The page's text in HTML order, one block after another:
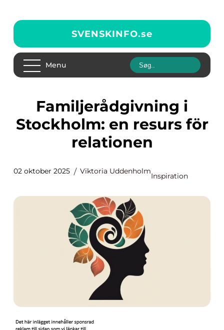
SVENSKINFO.se
Menu
Familjerådgivning i
Stockholm: en resurs för
relationen
02 oktober 2025 Viktoria Uddenholm
Inspiration